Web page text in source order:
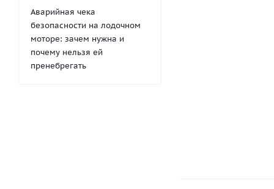
Аварийная чека
безопасности на лодочном
моторе: зачем нужна и
почему нельзя ей
пренебрегать